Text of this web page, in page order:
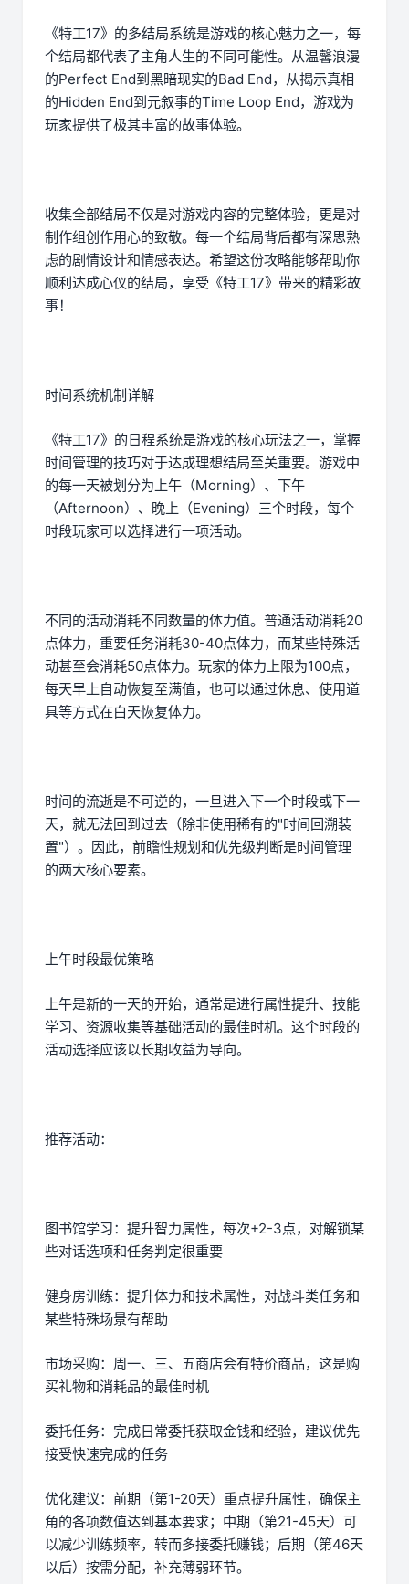
《特工17》的多结局系统是游戏的核心魅力之一，每
个结局都代表了主角人生的不同可能性。从温馨浪漫
的Perfect End到黑暗现实的Bad End，从揭示真相
的Hidden End到元叙事的Time Loop End，游戏为
玩家提供了极其丰富的故事体验。
收集全部结局不仅是对游戏内容的完整体验，更是对
制作组创作用心的致敬。每一个结局背后都有深思熟
虑的剧情设计和情感表达。希望这份攻略能够帮助你
顺利达成心仪的结局，享受《特工17》带来的精彩故
事！
时间系统机制详解
《特工17》的日程系统是游戏的核心玩法之一，掌握
时间管理的技巧对于达成理想结局至关重要。游戏中
的每一天被划分为上午（Morning）、下午
（Afternoon）、晚上（Evening）三个时段，每个
时段玩家可以选择进行一项活动。
不同的活动消耗不同数量的体力值。普通活动消耗20
点体力，重要任务消耗30-40点体力，而某些特殊活
动甚至会消耗50点体力。玩家的体力上限为100点，
每天早上自动恢复至满值，也可以通过休息、使用道
具等方式在白天恢复体力。
时间的流逝是不可逆的，一旦进入下一个时段或下一
天，就无法回到过去（除非使用稀有的"时间回溯装
置"）。因此，前瞻性规划和优先级判断是时间管理
的两大核心要素。
上午时段最优策略
上午是新的一天的开始，通常是进行属性提升、技能
学习、资源收集等基础活动的最佳时机。这个时段的
活动选择应该以长期收益为导向。
推荐活动：
图书馆学习：提升智力属性，每次+2-3点，对解锁某
些对话选项和任务判定很重要
健身房训练：提升体力和技术属性，对战斗类任务和
某些特殊场景有帮助
市场采购：周一、三、五商店会有特价商品，这是购
买礼物和消耗品的最佳时机
委托任务：完成日常委托获取金钱和经验，建议优先
接受快速完成的任务
优化建议：前期（第1-20天）重点提升属性，确保主
角的各项数值达到基本要求；中期（第21-45天）可
以减少训练频率，转而多接委托赚钱；后期（第46天
以后）按需分配，补充薄弱环节。